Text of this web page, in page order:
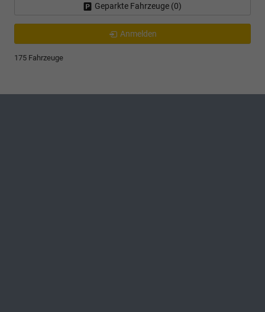
Geparkte Fahrzeuge (0)
Anmelden
175 Fahrzeuge